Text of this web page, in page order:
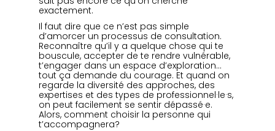
exactement.
Il faut dire que ce n’est pas simple
d’amorcer un processus de consultation.
Reconnaître qu’il y a quelque chose qui te
bouscule, accepter de te rendre vulnérable,
t’engager dans un espace d’exploration…
tout ça demande du courage. Et quand on
regarde la diversité des approches, des
expertises et des types de professionnel·le·s,
on peut facilement se sentir dépassé·e.
Alors, comment choisir la personne qui
t’accompagnera?